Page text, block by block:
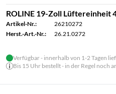
ROLINE 19-Zoll Lüftereinheit
Artikel-Nr.:
26210272
Herst.-Art.-Nr.:
26.21.0272
Verfügbar - innerhalb von 1-2 Tagen
Bis 15 Uhr bestellt - in der Regel noch